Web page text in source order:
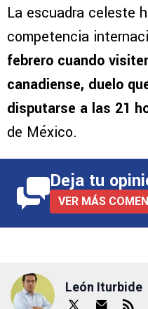
La escuadra celeste
competencia
febrero cuando
canadiense, duelo
disputarse a las 21
de México.
Deja tu
VER MÁS
León Iturbide